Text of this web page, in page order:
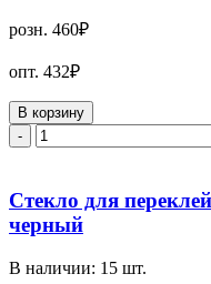
розн. 460₽
опт. 432₽
В корзину
-
Стекло для
черный
В наличии: 15 шт.